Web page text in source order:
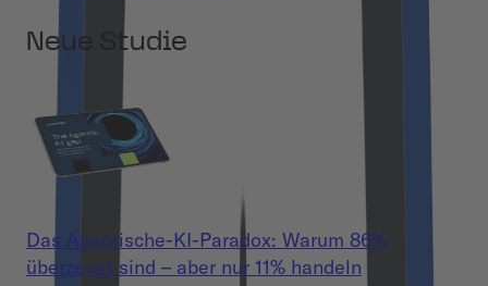
Neue Studie
Das Agentische-KI-Paradox: Warum 86%
überzeugt sind – aber nur 11% handeln